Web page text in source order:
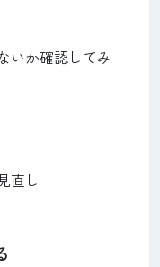
いか確認してみ
直し